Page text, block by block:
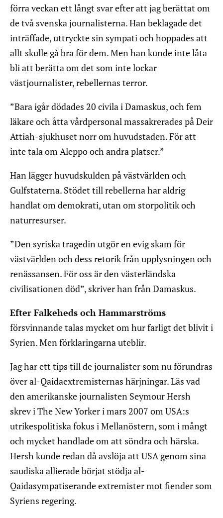
förra veckan ett långt svar efter att jag berättat om
de två svenska journalisterna. Han beklagade det
inträffade, uttryckte sin sympati och hoppades att
allt skulle gå bra för dem. Men han kunde inte låta
bli att berätta om det som inte lockar
västjournalister, rebellernas terror.
”Bara igår dödades 20 civila i Damaskus, och fem
läkare och åtta vårdpersonal massakrerades på Deir
Attiah-sjukhuset norr om huvudstaden. För att
inte tala om Aleppo och andra platser.”
Han lägger huvudskulden på västvärlden och
Gulfstaterna. Stödet till rebellerna har aldrig
handlat om demokrati, utan om storpolitik och
naturresurser.
”Den syriska tragedin utgör en evig skam för
västvärlden och dess retorik från upplysningen och
renässansen. För oss är den västerländska
civilisationen död”, skriver han från Damaskus.
Efter Falkeheds och Hammarströms
försvinnande talas mycket om hur farligt det blivit i
Syrien. Men förklaringarna uteblir.
Jag har ett tips till de journalister som nu förundras
över al-Qaidaextremisternas härjningar. Läs vad
den amerikanske journalisten Seymour Hersh
skrev i The New Yorker i mars 2007 om USA:s
utrikespolitiska fokus i Mellanöstern, som i mångt
och mycket handlade om att söndra och härska.
Hersh kunde redan då avslöja att USA genom sina
saudiska allierade börjat stödja al-
Qaidasympatiserande extremister mot fiender som
Syriens regering.